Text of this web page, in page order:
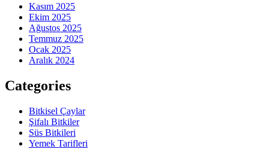
Kasım 2025
Ekim 2025
Ağustos 2025
Temmuz 2025
Ocak 2025
Aralık 2024
Categories
Bitkisel Çaylar
Şifalı Bitkiler
Süs Bitkileri
Yemek Tarifleri